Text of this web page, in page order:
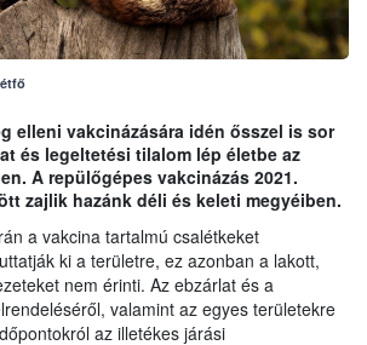
elleni vakcinázására idén ősszel is sor
és legeltetési tilalom lép életbe az
A repülőgépes vakcinázás 2021.
zajlik hazánk déli és keleti megyéiben.
a vakcina tartalmú csalétkeket
ki a területre, ez azonban a lakott,
nem érinti. Az ebzárlat és a
valamint az egyes területekre
az illetékes járási